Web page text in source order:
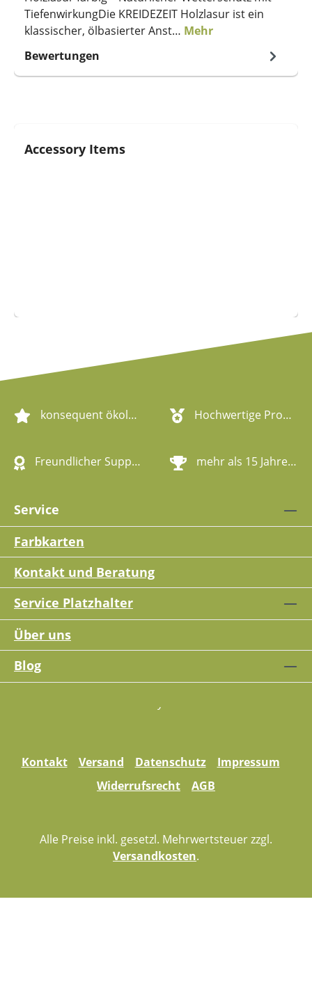
TiefenwirkungDie KREIDEZEIT Holzlasur ist ein
klassischer, ölbasierter Anst… Mehr
Bewertungen
Produktgalerie überspringen
Accessory Items
konsequent ökologische Artikel Hochwertige Produktqualität
Freundlicher Support mehr als 15 Jahre Erfahrung
Service
Farbkarten
Kontakt und Beratung
Service Platzhalter
Über uns
Blog
Kontakt Versand Datenschutz
Impressum
Widerrufsrecht
AGB
Alle Preise inkl. gesetzl. Mehrwertsteuer zzgl.
Versandkosten.